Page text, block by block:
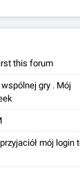
this forum
gry . Mój
mój login